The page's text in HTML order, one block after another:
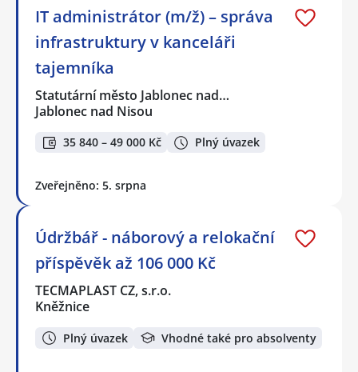
IT administrátor (m/ž) – správa
infrastruktury v kanceláři
tajemníka
Statutární město Jablonec nad…
Jablonec nad Nisou
35 840 – 49 000 Kč Plný úvazek
Zveřejněno: 5. srpna
Údržbář - náborový a relokační
příspěvěk až 106 000 Kč
TECMAPLAST CZ, s.r.o.
Kněžnice
Plný úvazek Vhodné také pro absolventy